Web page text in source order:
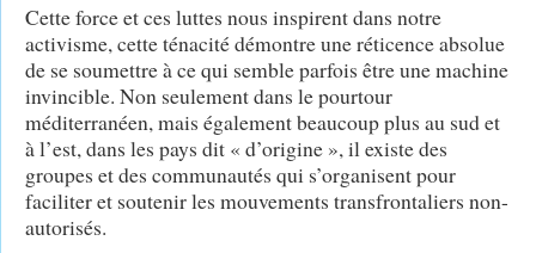
Cette force et ces luttes nous inspirent dans notre
activisme, cette ténacité démontre une réticence absolue
de se soumettre à ce qui semble parfois être une machine
invincible. Non seulement dans le pourtour
méditerranéen, mais également beaucoup plus au sud et
à l’est, dans les pays dit « d’origine », il existe des
groupes et des communautés qui s’organisent pour
faciliter et soutenir les mouvements transfrontaliers non-
autorisés.